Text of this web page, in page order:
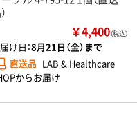
￥4,400（税込）
け日：8月21日（金）まで
直送品 LAB & Healthcare
からお届け